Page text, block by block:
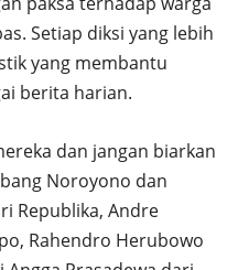
Setiap diksi yang lebih
yang membantu
berita harian.
dan jangan biarkan
Noroyono dan
Republika, Andre
Rahendro Herubowo